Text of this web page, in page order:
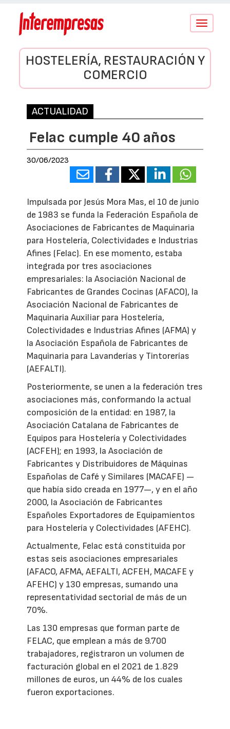
Conmutar
HOSTELERÍA, RESTAURACIÓN Y
COMERCIO
ACTUALIDAD
Felac cumple 40 años
30/06/2023
Impulsada por Jesús Mora Mas, el 10 de junio
de 1983 se funda la Federación Española de
Asociaciones de Fabricantes de Maquinaria
para Hostelería, Colectividades e Industrias
Afines (Felac). En ese momento, estaba
integrada por tres asociaciones
empresariales: la Asociación Nacional de
Fabricantes de Grandes Cocinas (AFACO), la
Asociación Nacional de Fabricantes de
Maquinaria Auxiliar para Hostelería,
Colectividades e Industrias Afines (AFMA) y
la Asociación Española de Fabricantes de
Maquinaria para Lavanderías y Tintorerías
(AEFALTI).
Posteriormente, se unen a la federación tres
asociaciones más, conformando la actual
composición de la entidad: en 1987, la
Asociación Catalana de Fabricantes de
Equipos para Hostelería y Colectividades
(ACFEH); en 1993, la Asociación de
Fabricantes y Distribuidores de Máquinas
Españolas de Café y Similares (MACAFE) —
que había sido creada en 1977—, y en el año
2000, la Asociación de Fabricantes
Españoles Exportadores de Equipamientos
para Hostelería y Colectividades (AFEHC).
Actualmente, Felac está constituida por
estas seis asociaciones empresariales
(AFACO, AFMA, AEFALTI, ACFEH, MACAFE y
AFEHC) y 130 empresas, sumando una
representatividad sectorial de más de un
70%.
Las 130 empresas que forman parte de
FELAC, que emplean a más de 9.700
trabajadores, registraron un volumen de
facturación global en el 2021 de 1.829
millones de euros, un 44% de los cuales
fueron exportaciones.